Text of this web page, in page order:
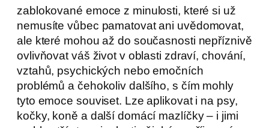
zablokované emoce z minulosti, které si už
nemusíte vůbec pamatovat ani uvědomovat,
ale které mohou až do současnosti nepříznivě
ovlivňovat váš život v oblasti zdraví, chování,
vztahů, psychických nebo emočních
problémů a čehokoliv dalšího, s čím mohly
tyto emoce souviset. Lze aplikovat i na psy,
kočky, koně a další domácí mazlíčky – i jimi